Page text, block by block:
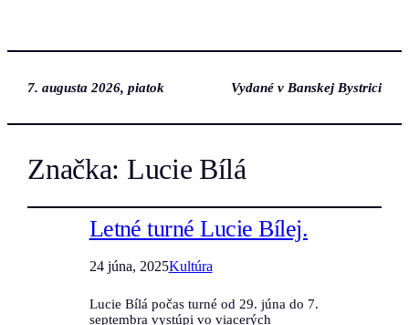
7. augusta 2026, piatok Vydané v Banskej Bystrici
Značka: Lucie Bílá
Letné turné Lucie Bílej.
24 júna, 2025Kultúra
Lucie Bílá počas turné od 29. júna do 7.
septembra vystúpi vo viacerých